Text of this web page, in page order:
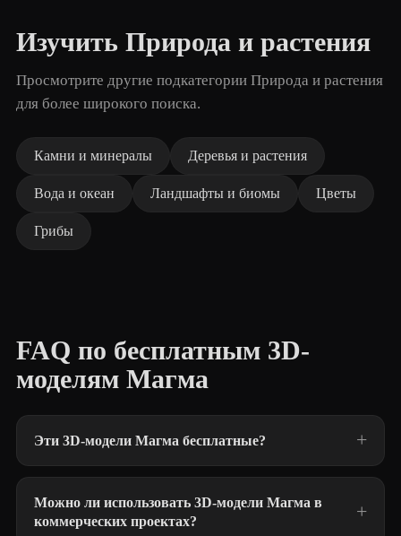
Изучить Природа и растения
Просмотрите другие подкатегории Природа и растения
для более широкого поиска.
Камни и минералы Деревья и растения
Вода и океан Ландшафты и биомы Цветы
Грибы
FAQ по бесплатным 3D-
моделям Магма
Эти 3D-модели Магма бесплатные?
Можно ли использовать 3D-модели Магма в
коммерческих проектах?